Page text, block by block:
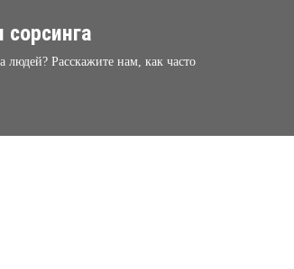
людей? Расскажите нам, как часто